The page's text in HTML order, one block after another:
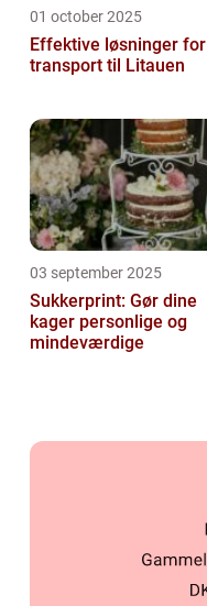
01 october 2025
Effektive løsninger for
transport til Litauen
03 september 2025
Sukkerprint: Gør dine
kager personlige og
mindeværdige